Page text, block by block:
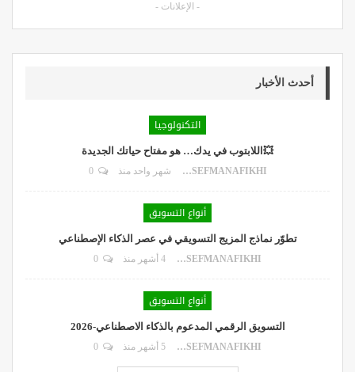
- الإعلانات -
أحدث الأخبار
التكنولوجيا
💥اللابتوب في يدك… هو مفتاح حياتك الجديدة
DR.YOUSEFMANAFIKHI شهر واحد منذ 0
أنواع التسويق
تطوّر نماذج المزيج التسويقي في عصر الذكاء الإصطناعي
DR.YOUSEFMANAFIKHI 4 أشهر منذ
أنواع التسويق
التسويق الرقمي المدعوم بالذكاء الاصطناعي-2026
DR.YOUSEFMANAFIKHI 5 أشهر منذ